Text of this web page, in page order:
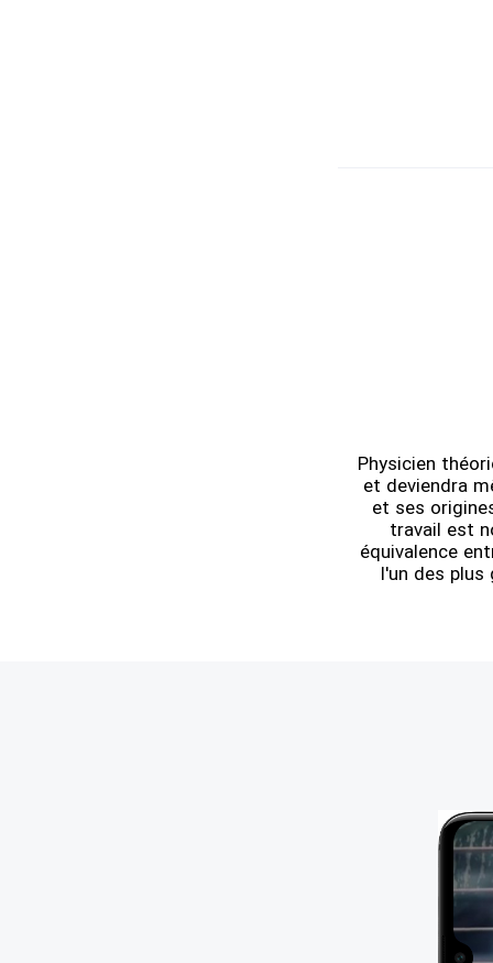
Physicien
et deviendra
et ses
travail est
équivalence
l'un des